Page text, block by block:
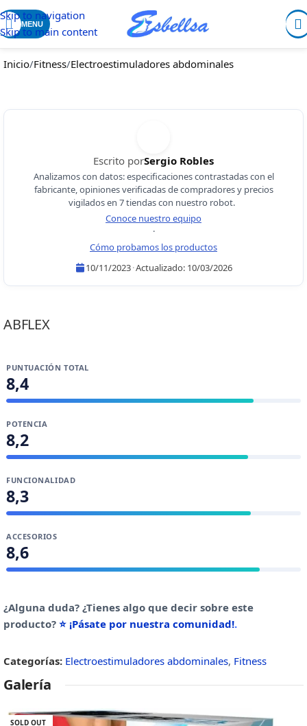
Skip to navigation
Skip to main content
MENU
Inicio/Fitness/Electroestimuladores abdominales
Escrito porSergio Robles
Analizamos con datos: especificaciones contrastadas con el
fabricante, opiniones verificadas de compradores y precios
vigilados en 7 tiendas con nuestro robot.
Conoce nuestro equipo
·
Cómo probamos los productos
10/11/2023·Actualizado: 10/03/2026
ABFLEX
PUNTUACIÓN TOTAL
8,4
POTENCIA
8,2
FUNCIONALIDAD
8,3
ACCESORIOS
8,6
¿Alguna duda? ¿Tienes algo que decir sobre este
producto? ⭐ ¡Pásate por nuestra comunidad!.
Categorías: Electroestimuladores abdominales, Fitness
Galería
SOLD OUT